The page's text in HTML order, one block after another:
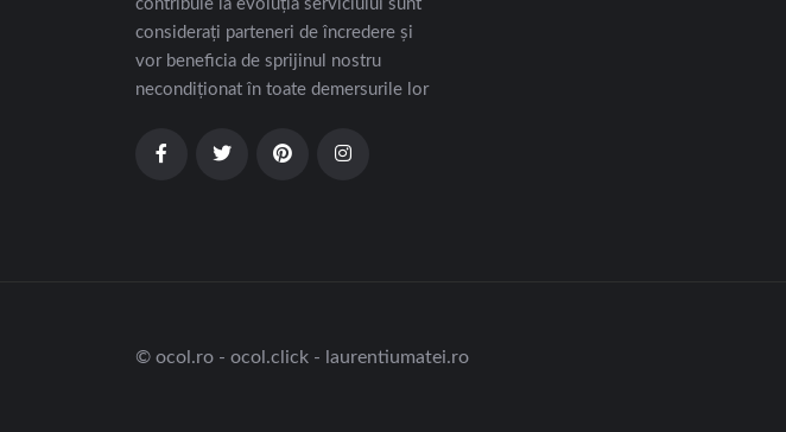
contribuie la evoluția serviciului sunt
considerați parteneri de încredere și
vor beneficia de sprijinul nostru
necondiționat în toate demersurile lor
© ocol.ro - ocol.click - laurentiumatei.ro